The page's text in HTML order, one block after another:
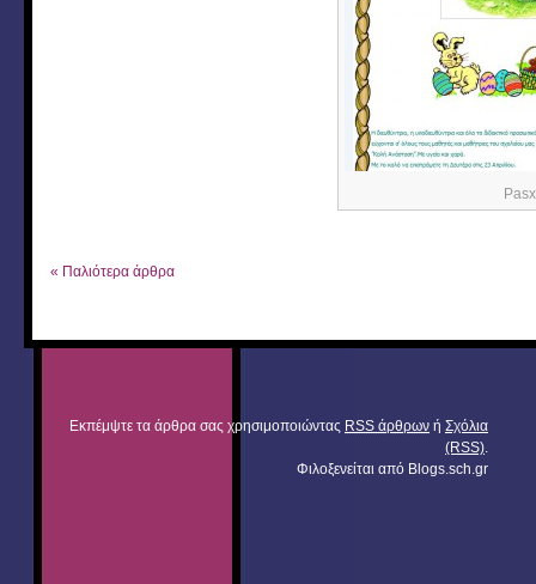
« Παλιότερα άρθρα
Εκπέμψτε τα άρθρα σας χρησιμοποιώντας RSS άρθρων ή Σχόλια
(RSS)
Φιλοξενείται από Blogs.sch.gr